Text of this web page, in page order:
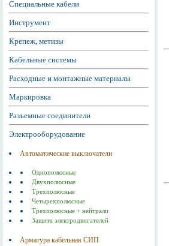
Специальные кабели
Инструмент
Крепеж, метизы
Кабельные системы
Расходные и монтажные материалы
Маркировка
Разъемные соединители
Электрооборудование
Автоматические выключатели
Однополюсные
Двухполюсные
Трехполюсные
Четырехполюсные
Трехполюсные + нейтрали
Защита электродвигателей
Арматура кабельная СИП